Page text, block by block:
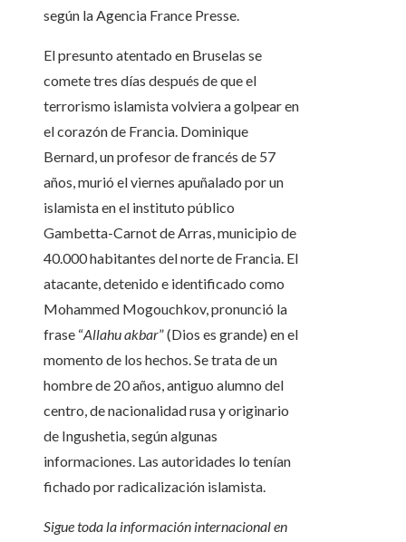
según la Agencia France Presse.
El presunto atentado en Bruselas se
comete tres días después de que el
terrorismo islamista volviera a golpear en
el corazón de Francia. Dominique
Bernard, un profesor de francés de 57
años, murió el viernes apuñalado por un
islamista en el instituto público
Gambetta-Carnot de Arras, municipio de
40.000 habitantes del norte de Francia. El
atacante, detenido e identificado como
Mohammed Mogouchkov, pronunció la
frase “Allahu akbar” (Dios es grande) en el
momento de los hechos. Se trata de un
hombre de 20 años, antiguo alumno del
centro, de nacionalidad rusa y originario
de Ingushetia, según algunas
informaciones. Las autoridades lo tenían
fichado por radicalización islamista.
Sigue toda la información internacional en